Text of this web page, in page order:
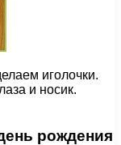
иголочки.
и носик.
рождения